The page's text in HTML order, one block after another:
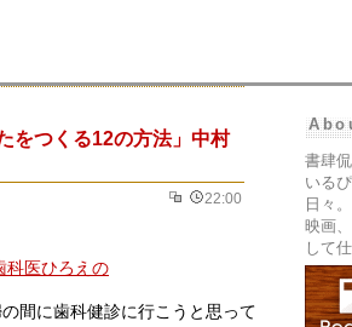
をつくる12の方法」中村
22:00
間に歯科健診に行こうと思って
書肆
いる
日々
映画
して